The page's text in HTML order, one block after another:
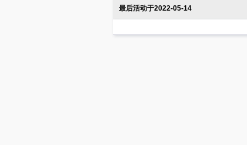
最后活动于2022-05-14